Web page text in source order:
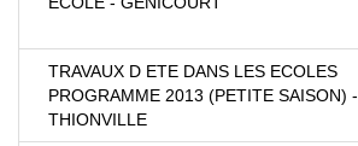
TRAVAUX D ETE DANS LES ECOLES
PROGRAMME 2013 (PETITE SAISON) -
THIONVILLE